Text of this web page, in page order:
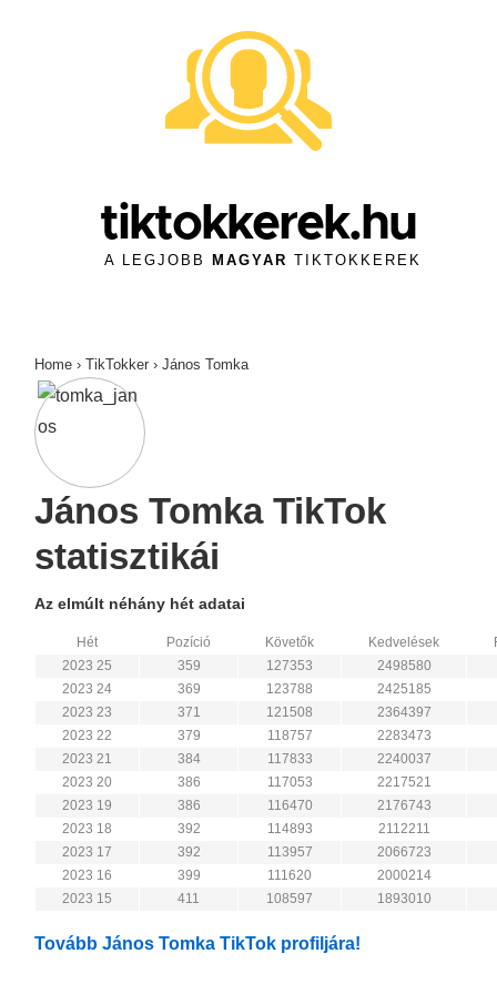
tiktokkerek.hu
A LEGJOBB MAGYAR TIKTOKKEREK
Home › TikTokker › János Tomka
János Tomka TikTok
statisztikái
Az elmúlt néhány hét adatai
Hét Pozíció Követők Kedvelések
2023 25
359 127353
2498580
2023 24
369 123788
2425185
2023 23
371 121508
2364397
2023 22
379 118757
2283473
2023 21
384 117833
2240037
2023 20
386 117053
2217521
2023 19
386 116470
2176743
2023 18
392 114893
2112211
2023 17
392 113957
2066723
2023 16
399 111620
2000214
2023 15
411 108597 1893010
Tovább János Tomka TikTok profiljára!